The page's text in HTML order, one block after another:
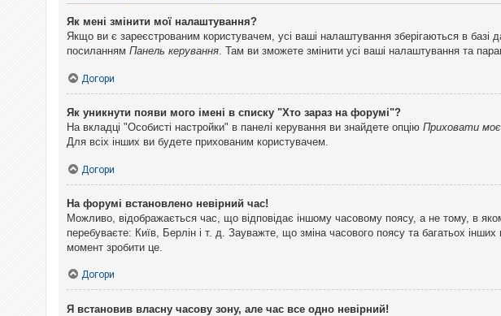
Як мені змінити мої налаштування?
Якщо ви є зареєстрованим користувачем, усі ваші налаштування зберігаються в базі
посиланням Панель керування. Там ви зможете змінити усі ваші налаштування та
Догори
Як уникнути появи мого імені в списку "Хто зараз на форумі"?
На вкладці "Особисті настройки" в панелі керування ви знайдете опцію Приховати моє
Для всіх інших ви будете прихованим користувачем.
Догори
На форумі встановлено невірний час!
Можливо, відображається час, що відповідає іншому часовому поясу, а не тому, в
перебуваєте: Київ, Берлін і т. д. Зауважте, що зміна часового поясу та багатьох
момент зробити це.
Догори
Я встановив власну часову зону, але час все одно невірний!